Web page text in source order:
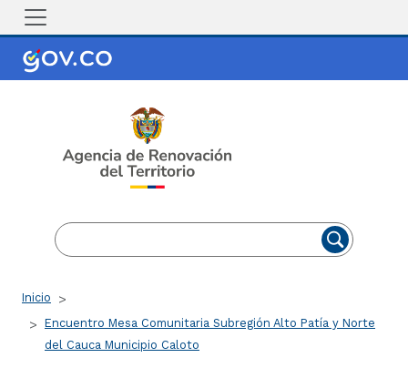
Pasar al contenido principal
Ruta de navegación
Inicio
Encuentro Mesa Comunitaria Subregión Alto Patía y Norte
del Cauca Municipio Caloto